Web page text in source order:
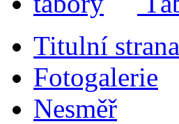
Titulní strana
Fotogalerie
Nesměř